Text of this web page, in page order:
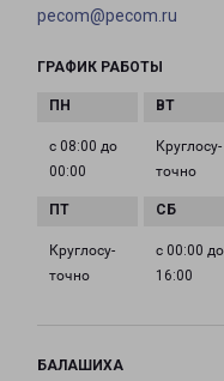
pecom@pecom.ru
ГРАФИК РАБОТЫ
с 08:00 до
00:00
Круглосу­
точно
Круглосу­
точно
с 00:00 до
16:00
БАЛАШИХА